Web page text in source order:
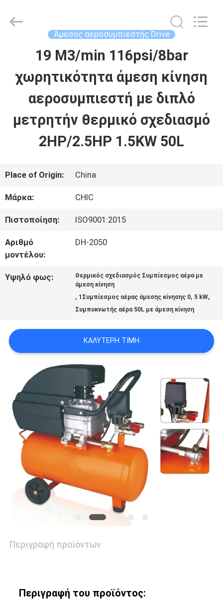
ΠΡΟΪΌΝΤΑ
ΣΧΕΤΙΚΆ
ΕΜΆΣ
ΕΠΙΣΚΈΨΕΙΣ
ΕΡΓΟΣΤΆΣΙΟ
ΈΛΕΓΧΟΣ
ΠΟΙΌΤΗΤΑΣ
ΕΠΙΚΟΙΝΩΝΉΣΤΕ
ΜΑΣ
ΕΙΔΉΣΕΙΣ
ΥΠΟΘΈΣΕΙΣ
ΖΗΤΉΣΤΕ
SITEMAP
PRIVACY
Chic
Machinery
Άμεσος αεροσυμπιεστής Drive
19 M3/min 116psi/8bar
χωρητικότητα άμεση κίνηση
αεροσυμπιεστή με διπλό
μετρητήv θερμικό σχεδιασμό
2HP/2.5HP 1.5KW 50L
Place of Origin: China
Μάρκα: CHIC
Πιστοποίηση: ISO9001:2015
Αριθμό
μοντέλου:
DH-2050
Υψηλό φως:
Θερμικός σχεδιασμός Συμπίεσμος αέρα με
άμεση κίνηση
, 1Συμπίεσμος αέρας άμεσης κίνησης 0, 5 kW,
Συμπυκνωτής αέρα 50L με άμεση κίνηση
ΚΑΛΎΤΕΡΗ ΤΙΜΉ
Περιγραφή προϊόντων
Περιγραφή του προϊόντος: